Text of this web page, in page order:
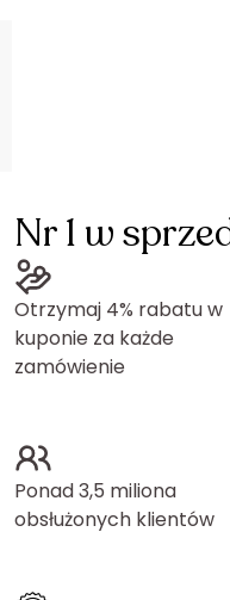
Nr 1 w
Otrzymaj 4% rabatu w
kuponie za każde
zamówienie
Ponad 3,5 miliona
obsłużonych klientów